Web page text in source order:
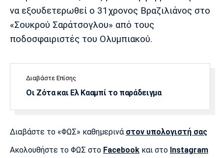
να εξουδετερωθεί ο 31χρονος Βραζιλιάνος στο
«Σουκρού Σαράτσογλου» από τους
ποδοσφαιριστές του Ολυμπιακού.
Διαβάστε Επίσης
Οι Ζότα και Ελ Κααμπί το παράδειγμα
Διαβάστε το «ΦΩΣ» καθημερινά στον υπολογιστή σας
Ακολουθήστε το ΦΩΣ στο Facebook και στο Instagram